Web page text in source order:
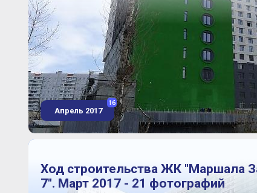
Апрель 2017
16
Ход строительства ЖК "Маршала
7". Март 2017 - 21 фотографий